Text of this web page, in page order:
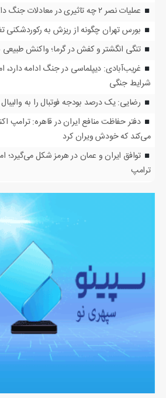
عملیات نصر ۲ چه تاثیری در معادلات جنگ داشت؟ *سعدالله زارعی
بورس تهران چگونه از ریزش به رکوردشکنی
تنگی انگشتر و کفش در گرما؛ واکنش
غریب‌آبادی: دیپلماسی در جنگ ادامه دارد،
شرایط جنگی
رضایی: یک درصد بودجه فوتبال را به
دفتر حفاظت منافع ایران در قاهره: ترامپ
می‌کند که خودش ویران کرد
توافق ایران و عمان در هرمز شکل می‌گیرد؛
ترامپ